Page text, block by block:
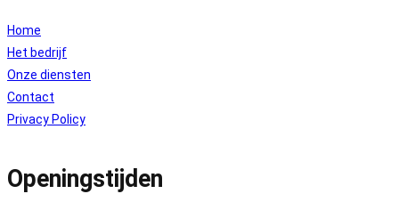
Home
Het bedrijf
Onze diensten
Contact
Privacy Policy
Openingstijden